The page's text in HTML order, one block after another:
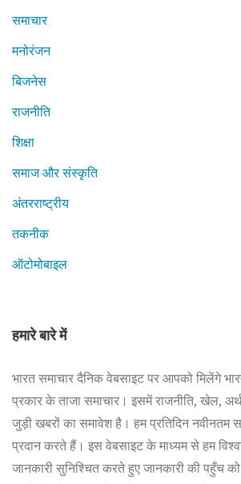
समाचार
मनोरंजन
बिजनेस
राजनीति
शिक्षा
समाज और संस्कृति
अंतरराष्ट्रीय
तकनीक
ऑटोमोबाइल
हमारे बारे में
भारत समाचार दैनिक वेबसाइट पर आपको मिलेंगे
प्रकार के ताजा समाचार। इसमें राजनीति, खेल,
जुड़ी खबरों का समावेश है। हम प्रतिदिन नवीनतम
प्रदान करते हैं। इस वेबसाइट के माध्यम से हम
जानकारी सुनिश्चित करते हुए जानकारी की पहुँच